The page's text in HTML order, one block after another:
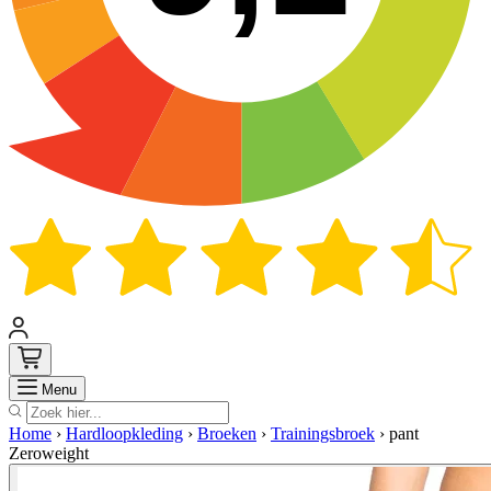
Menu Zoek
Home › Hardloopkleding › Broeken › Trainingsbroek › pant
Zeroweight